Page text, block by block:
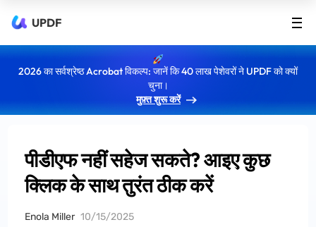
UPDF
2026 का सर्वश्रेष्ठ Acrobat विकल्प: जानें कि 40 लाख पेशेवरों ने UPDF को क्यों
चुना।
मुफ़्त शुरू करें
पीडीएफ नहीं सहेज सकते? आइए कुछ
क्लिक के साथ तुरंत ठीक करें
Enola Miller 10/15/2025